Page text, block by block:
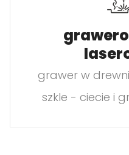
grawer w
szkle - ciecie i